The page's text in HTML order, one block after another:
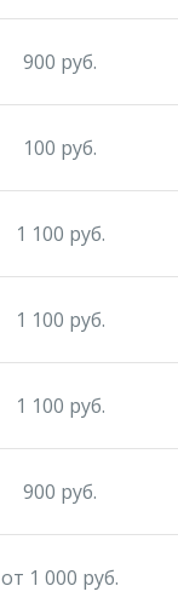
900 руб.
100 руб.
1 100 руб.
1 100 руб.
1 100 руб.
900 руб.
от 1 000 руб.